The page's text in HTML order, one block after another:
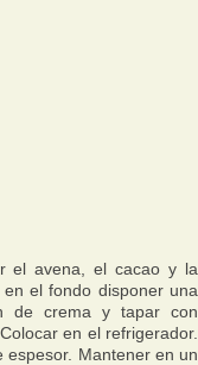
el avena, el cacao y la
el fondo disponer una
de crema y tapar con
en el refrigerador.
espesor. Mantener en un